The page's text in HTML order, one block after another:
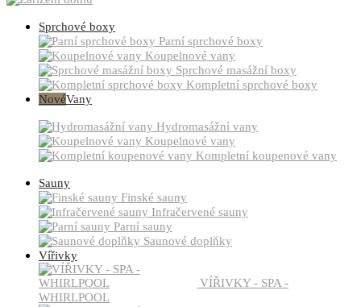
Sprchové boxy
Parní sprchové boxy
Koupelnové vany
Sprchové masážní boxy
Kompletní sprchové boxy
NovéVany
Hydromasážní vany
Koupelnové vany
Kompletní koupenové vany
Sauny
Finské sauny
Infračervené sauny
Parní sauny
Saunové doplňky
Vířivky
VÍŘIVKY - SPA -
WHIRLPOOL